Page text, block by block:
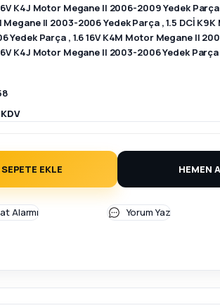
K4J Motor Megane II 2006-2009 Yedek Parça
Megane II 2003-2006 Yedek Parça ,1.5 DCİ
Yedek Parça , 1.6 16V K4M Motor Megane II
K4J Motor Megane II 2003-2006 Yedek Parça
SEPETE EKLE HEMEN
Alarmı Yorum Yaz